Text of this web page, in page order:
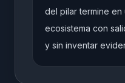
del pilar termine en
ecosistema con
y sin inventar